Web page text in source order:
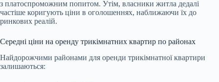
з платоспроможним попитом. Утім, власники житла дедалі
частіше коригують ціни в оголошеннях, наближаючи їх до
ринкових реалій.
Середні ціни на оренду трикімнатних квартир по районах
Найдорожчими районами для оренди трикімнатної квартири
залишаються: